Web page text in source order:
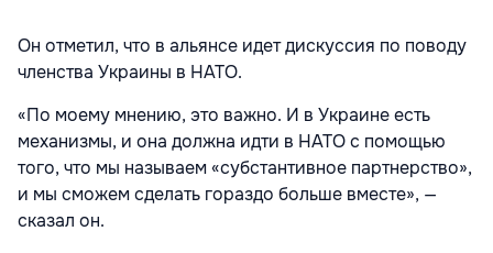
Он отметил, что в альянсе идет дискуссия по поводу
членства Украины в НАТО.
«По моему мнению, это важно. И в Украине есть
механизмы, и она должна идти в НАТО с помощью
того, что мы называем «субстантивное партнерство»,
и мы сможем сделать гораздо больше вместе», —
сказал он.